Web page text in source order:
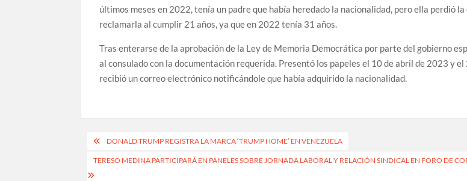
últimos meses en 2022, tenía un padre que había heredado la nacionalidad, pero ella perdió
reclamarla al cumplir 21 años, ya que en 2022 tenía 31 años.
Tras enterarse de la aprobación de la Ley de Memoria Democrática por parte del gobierno
al consulado con la documentación requerida. Presentó los papeles el 10 de abril de 2023 y
recibió un correo electrónico notificándole que había adquirido la nacionalidad.
Navegación
de
DONALD TRUMP REGISTRA LA MARCA ‘TRUMP HOME’ EN VENEZUELA
TERESO MEDINA PARTICIPARÁ EN PANELES SOBRE JORNADA LABORAL Y RELACIÓN SINDICAL EN FORO DE